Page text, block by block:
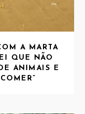
A MARTA
QUE NÃO
ANIMAIS E